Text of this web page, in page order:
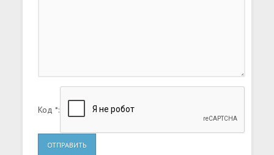
Код *:
ОТПРАВИТЬ